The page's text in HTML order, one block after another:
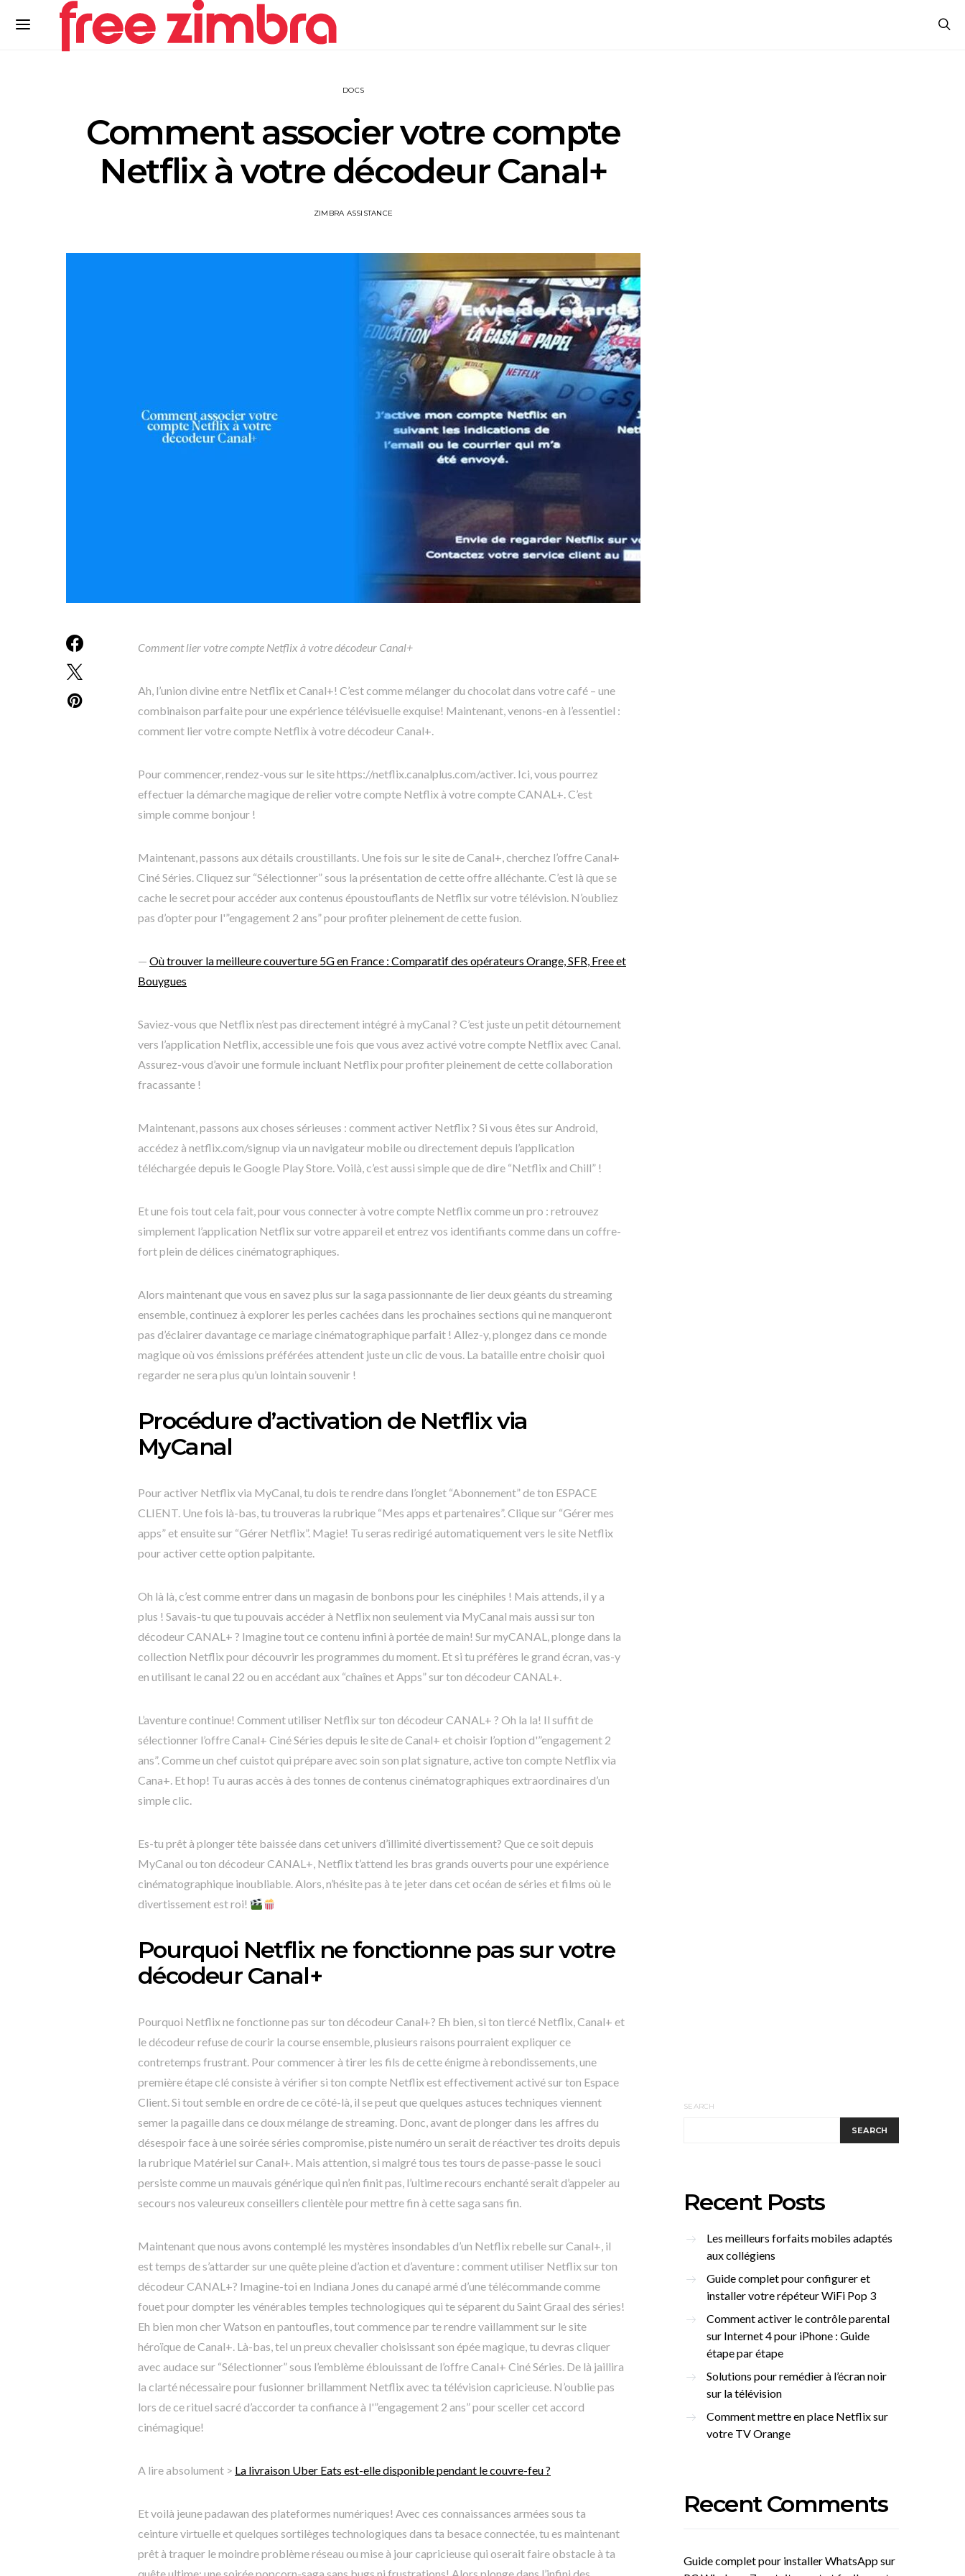
DOCS
Comment associer votre compte
Netflix à votre décodeur Canal+
ZIMBRA ASSISTANCE
Comment lier votre compte Netflix à votre décodeur Canal+
Ah, l’union divine entre Netflix et Canal+! C’est comme mélanger du chocolat dans votre café – une
combinaison parfaite pour une expérience télévisuelle exquise! Maintenant, venons-en à l’essentiel :
comment lier votre compte Netflix à votre décodeur Canal+.
Pour commencer, rendez-vous sur le site https://netflix.canalplus.com/activer. Ici, vous pourrez
effectuer la démarche magique de relier votre compte Netflix à votre compte CANAL+. C’est
simple comme bonjour !
Maintenant, passons aux détails croustillants. Une fois sur le site de Canal+, cherchez l’offre Canal+
Ciné Séries. Cliquez sur “Sélectionner” sous la présentation de cette offre alléchante. C’est là que se
cache le secret pour accéder aux contenus époustouflants de Netflix sur votre télévision. N’oubliez
pas d’opter pour l'”engagement 2 ans” pour profiter pleinement de cette fusion.
— Où trouver la meilleure couverture 5G en France : Comparatif des opérateurs Orange, SFR, Free et
Bouygues
Saviez-vous que Netflix n’est pas directement intégré à myCanal ? C’est juste un petit détournement
vers l’application Netflix, accessible une fois que vous avez activé votre compte Netflix avec Canal.
Assurez-vous d’avoir une formule incluant Netflix pour profiter pleinement de cette collaboration
fracassante !
Maintenant, passons aux choses sérieuses : comment activer Netflix ? Si vous êtes sur Android,
accédez à netflix.com/signup via un navigateur mobile ou directement depuis l’application
téléchargée depuis le Google Play Store. Voilà, c’est aussi simple que de dire “Netflix and Chill” !
Et une fois tout cela fait, pour vous connecter à votre compte Netflix comme un pro : retrouvez
simplement l’application Netflix sur votre appareil et entrez vos identifiants comme dans un coffre-
fort plein de délices cinématographiques.
Alors maintenant que vous en savez plus sur la saga passionnante de lier deux géants du streaming
ensemble, continuez à explorer les perles cachées dans les prochaines sections qui ne manqueront
pas d’éclairer davantage ce mariage cinématographique parfait ! Allez-y, plongez dans ce monde
magique où vos émissions préférées attendent juste un clic de vous. La bataille entre choisir quoi
regarder ne sera plus qu’un lointain souvenir !
Procédure d’activation de Netflix via
MyCanal
Pour activer Netflix via MyCanal, tu dois te rendre dans l’onglet “Abonnement” de ton ESPACE
CLIENT. Une fois là-bas, tu trouveras la rubrique “Mes apps et partenaires”. Clique sur “Gérer mes
apps” et ensuite sur “Gérer Netflix”. Magie! Tu seras redirigé automatiquement vers le site Netflix
pour activer cette option palpitante.
Oh là là, c’est comme entrer dans un magasin de bonbons pour les cinéphiles ! Mais attends, il y a
plus ! Savais-tu que tu pouvais accéder à Netflix non seulement via MyCanal mais aussi sur ton
décodeur CANAL+ ? Imagine tout ce contenu infini à portée de main! Sur myCANAL, plonge dans la
collection Netflix pour découvrir les programmes du moment. Et si tu préfères le grand écran, vas-y
en utilisant le canal 22 ou en accédant aux “chaînes et Apps” sur ton décodeur CANAL+.
L’aventure continue! Comment utiliser Netflix sur ton décodeur CANAL+ ? Oh la la! Il suffit de
sélectionner l’offre Canal+ Ciné Séries depuis le site de Canal+ et choisir l’option d'”engagement 2
ans”. Comme un chef cuistot qui prépare avec soin son plat signature, active ton compte Netflix via
Cana+. Et hop! Tu auras accès à des tonnes de contenus cinématographiques extraordinaires d’un
simple clic.
Es-tu prêt à plonger tête baissée dans cet univers d’illimité divertissement? Que ce soit depuis
MyCanal ou ton décodeur CANAL+, Netflix t’attend les bras grands ouverts pour une expérience
cinématographique inoubliable. Alors, n’hésite pas à te jeter dans cet océan de séries et films où le
divertissement est roi!
Pourquoi Netflix ne fonctionne pas sur votre
décodeur Canal+
Pourquoi Netflix ne fonctionne pas sur ton décodeur Canal+? Eh bien, si ton tiercé Netflix, Canal+ et
le décodeur refuse de courir la course ensemble, plusieurs raisons pourraient expliquer ce
contretemps frustrant. Pour commencer à tirer les fils de cette énigme à rebondissements, une
première étape clé consiste à vérifier si ton compte Netflix est effectivement activé sur ton Espace
Client. Si tout semble en ordre de ce côté-là, il se peut que quelques astuces techniques viennent
semer la pagaille dans ce doux mélange de streaming. Donc, avant de plonger dans les affres du
désespoir face à une soirée séries compromise, piste numéro un serait de réactiver tes droits depuis
la rubrique Matériel sur Canal+. Mais attention, si malgré tous tes tours de passe-passe le souci
persiste comme un mauvais générique qui n’en finit pas, l’ultime recours enchanté serait d’appeler au
secours nos valeureux conseillers clientèle pour mettre fin à cette saga sans fin.
Maintenant que nous avons contemplé les mystères insondables d’un Netflix rebelle sur Canal+, il
est temps de s’attarder sur une quête pleine d’action et d’aventure : comment utiliser Netflix sur ton
décodeur CANAL+? Imagine-toi en Indiana Jones du canapé armé d’une télécommande comme
fouet pour dompter les vénérables temples technologiques qui te séparent du Saint Graal des séries!
Eh bien mon cher Watson en pantoufles, tout commence par te rendre vaillamment sur le site
héroïque de Canal+. Là-bas, tel un preux chevalier choisissant son épée magique, tu devras cliquer
avec audace sur “Sélectionner” sous l’emblème éblouissant de l’offre Canal+ Ciné Séries. De là jaillira
la clarté nécessaire pour fusionner brillamment Netflix avec ta télévision capricieuse. N’oublie pas
lors de ce rituel sacré d’accorder ta confiance à l'”engagement 2 ans” pour sceller cet accord
cinémagique!
A lire absolument > La livraison Uber Eats est-elle disponible pendant le couvre-feu ?
Et voilà jeune padawan des plateformes numériques! Avec ces connaissances armées sous ta
ceinture virtuelle et quelques sortilèges technologiques dans ta besace connectée, tu es maintenant
prêt à traquer le moindre problème réseau ou mise à jour capricieuse qui oserait faire obstacle à ta
SEARCH
SEARCH
Recent Posts
Les meilleurs forfaits mobiles adaptés
aux collégiens
Guide complet pour configurer et
installer votre répéteur WiFi Pop 3
Comment activer le contrôle parental
sur Internet 4 pour iPhone : Guide
étape par étape
Solutions pour remédier à l’écran noir
sur la télévision
Comment mettre en place Netflix sur
votre TV Orange
Recent Comments
Guide complet pour installer WhatsApp sur